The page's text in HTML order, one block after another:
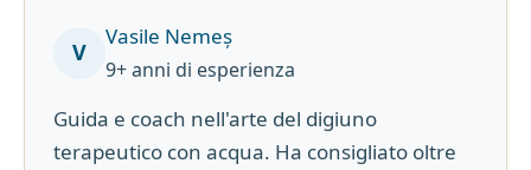
V
Vasile Nemeș
9+ anni di esperienza
Guida e coach nell'arte del digiuno
terapeutico con acqua. Ha consigliato oltre